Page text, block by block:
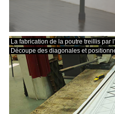
La fabrication de la poutre treillis par
Découpe des diagonales et